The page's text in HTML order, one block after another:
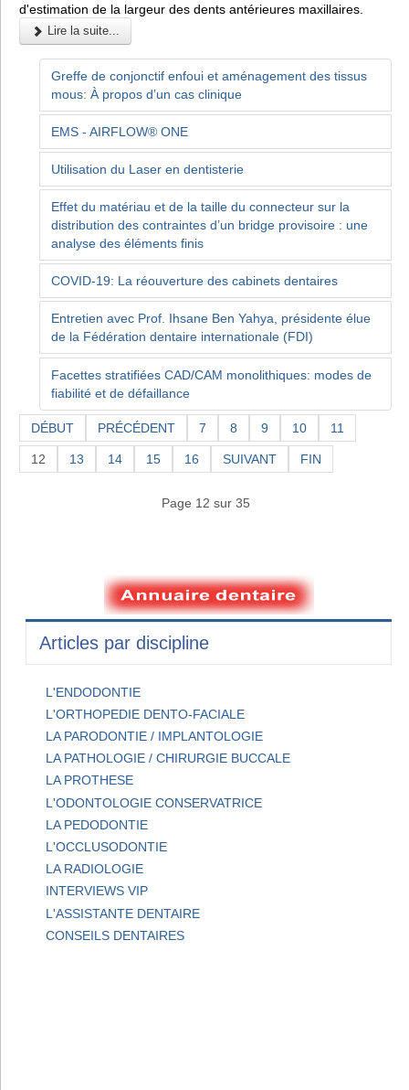
d'estimation de la largeur des dents antérieures maxillaires.
Lire la suite...
Greffe de conjonctif enfoui et aménagement des tissus
mous: À propos d’un cas clinique
EMS - AIRFLOW® ONE
Utilisation du Laser en dentisterie
Effet du matériau et de la taille du connecteur sur la
distribution des contraintes d’un bridge provisoire : une
analyse des éléments finis
COVID-19: La réouverture des cabinets dentaires
Entretien avec Prof. Ihsane Ben Yahya, présidente élue
de la Fédération dentaire internationale (FDI)
Facettes stratifiées CAD/CAM monolithiques: modes de
fiabilité et de défaillance
DÉBUT PRÉCÉDENT 7 8 9 10 11
12 13 14 15 16 SUIVANT FIN
Page 12 sur 35
Articles par discipline
L'ENDODONTIE
L'ORTHOPEDIE DENTO-FACIALE
LA PARODONTIE / IMPLANTOLOGIE
LA PATHOLOGIE / CHIRURGIE BUCCALE
LA PROTHESE
L'ODONTOLOGIE CONSERVATRICE
LA PEDODONTIE
L'OCCLUSODONTIE
LA RADIOLOGIE
INTERVIEWS VIP
L'ASSISTANTE DENTAIRE
CONSEILS DENTAIRES